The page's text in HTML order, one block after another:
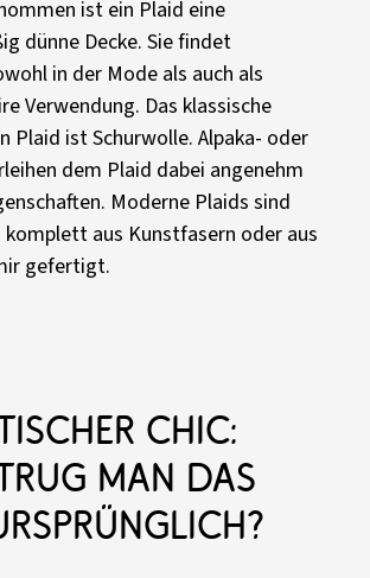
ist ein Plaid eine
dünne Decke. Sie findet
in der Mode als auch als
Verwendung. Das klassische
Plaid ist Schurwolle. Alpaka- oder
dem Plaid dabei angenehm
Moderne Plaids sind
aus Kunstfasern oder aus
gefertigt.
Chic:
man das